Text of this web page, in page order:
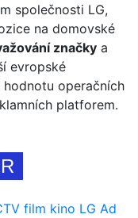
společnosti LG,
na domovské
značky a
evropské
operačních
platforem.
film kino LG Ad